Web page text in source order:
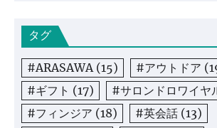
タグ
#ARASAWA(15) #アウトドア
#ギフト (17) #サロンドロワイヤ
#フィンジア (18) #英会話 (13)